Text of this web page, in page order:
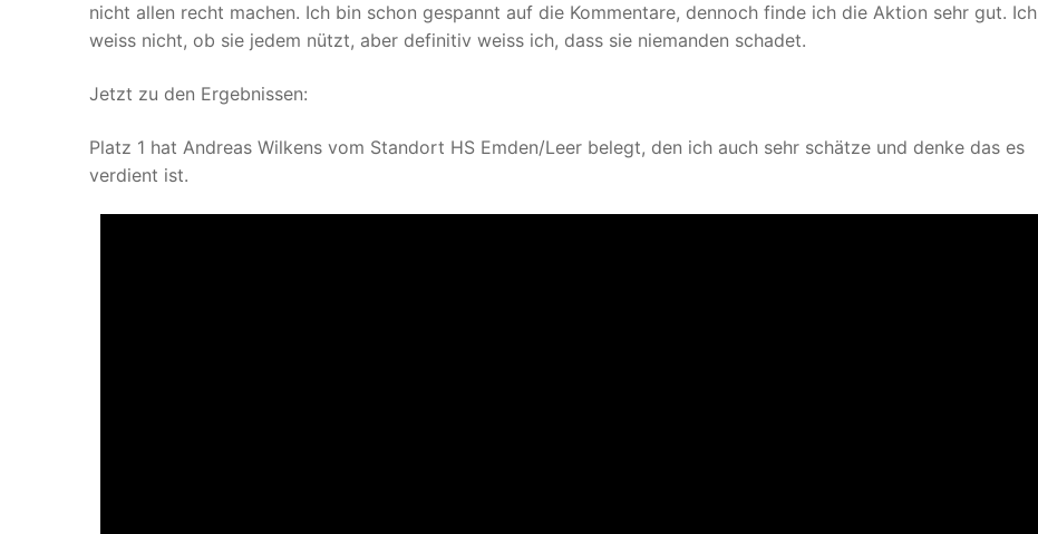
nicht allen recht machen. Ich bin schon gespannt auf die Kommentare, dennoch finde ich die Aktion sehr gut. Ich
weiss nicht, ob sie jedem nützt, aber definitiv weiss ich, dass sie niemanden schadet.
Jetzt zu den Ergebnissen:
Platz 1 hat Andreas Wilkens vom Standort HS Emden/Leer belegt, den ich auch sehr schätze und denke das es
verdient ist.